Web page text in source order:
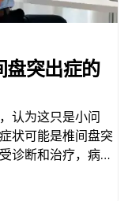
盘突出症的
认为这只是小问
状可能是椎间盘突
诊断和治疗，病情